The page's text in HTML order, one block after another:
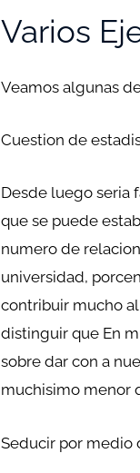
Varios
Veamos algunas
Cuestion de
Desde luego seri­a
que se puede
numero de
universidad,
contribuir mucho
distinguir que En
sobre dar con a
muchisimo menor
Seducir por medio